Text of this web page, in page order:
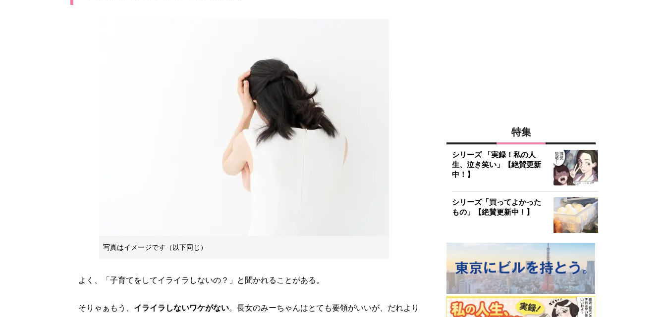
写真はイメージです（以下同じ）
よく、「子育てをしてイライラしないの？」と聞かれることがある。
そりゃぁもう、 イライラしないワケがない。長女のみーちゃんはとても要領がいいが、だれより
特集
シリーズ 「実録！私の人
生、泣き笑い」【絶賛更新
中！】
シリーズ「買ってよかった
もの」【絶賛更新中！】